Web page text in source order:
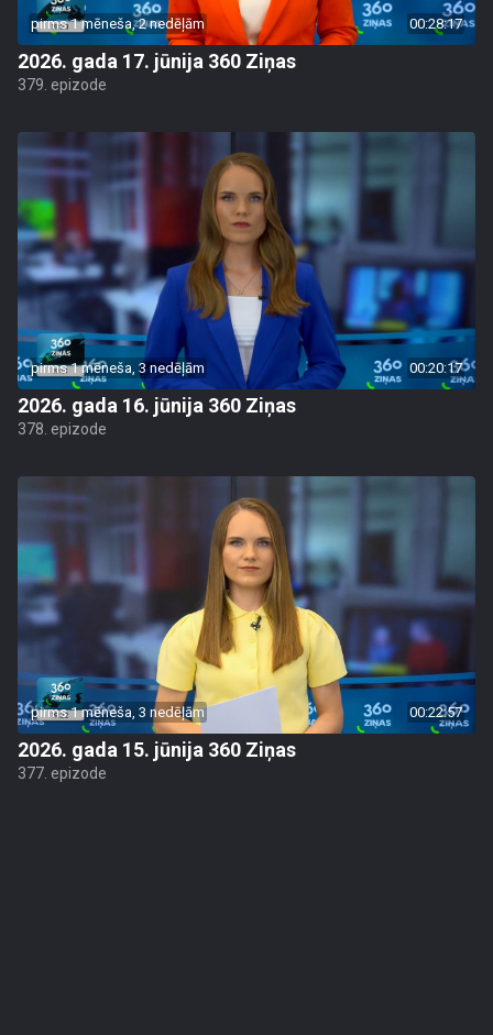
pirms 1 mēneša, 2 nedēļām 00:28:17
2026. gada 17. jūnija 360 Ziņas
379. epizode
pirms 1 mēneša, 3 nedēļām 00:20:17
2026. gada 16. jūnija 360 Ziņas
378. epizode
pirms 1 mēneša, 3 nedēļām 00:22:57
2026. gada 15. jūnija 360 Ziņas
377. epizode